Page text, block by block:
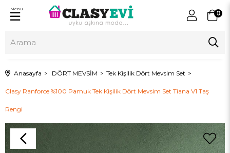
0
Menu
Anasayfa DÖRT MEVSİM Tek Kişilik Dört Mevsim Set
Clasy Ranforce %100 Pamuk Tek Kişilik Dört Mevsim Set Tiana V1 Taş
Rengi